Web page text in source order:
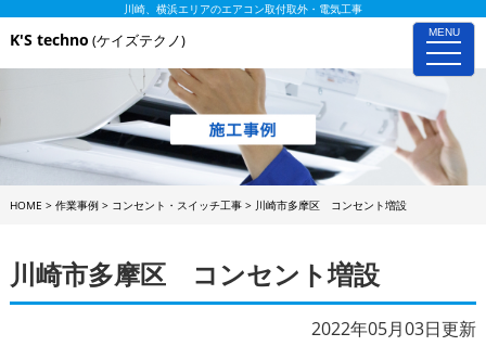
MENU
toggle
川崎、横浜エリアのエアコン取付取外・電気工事
K'S techno (ケイズテクノ)
HOME > 作業事例> コンセント・スイッチ工事> 川崎市多摩区 コンセント増設
川崎市多摩区 コンセント増設
2022年05月03日更新